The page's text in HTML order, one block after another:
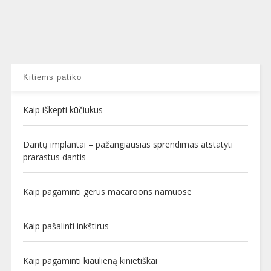
Kitiems patiko
Kaip iškepti kūčiukus
Dantų implantai – pažangiausias sprendimas atstatyti
prarastus dantis
Kaip pagaminti gerus macaroons namuose
Kaip pašalinti inkštirus
Kaip pagaminti kiaulieną kinietiškai